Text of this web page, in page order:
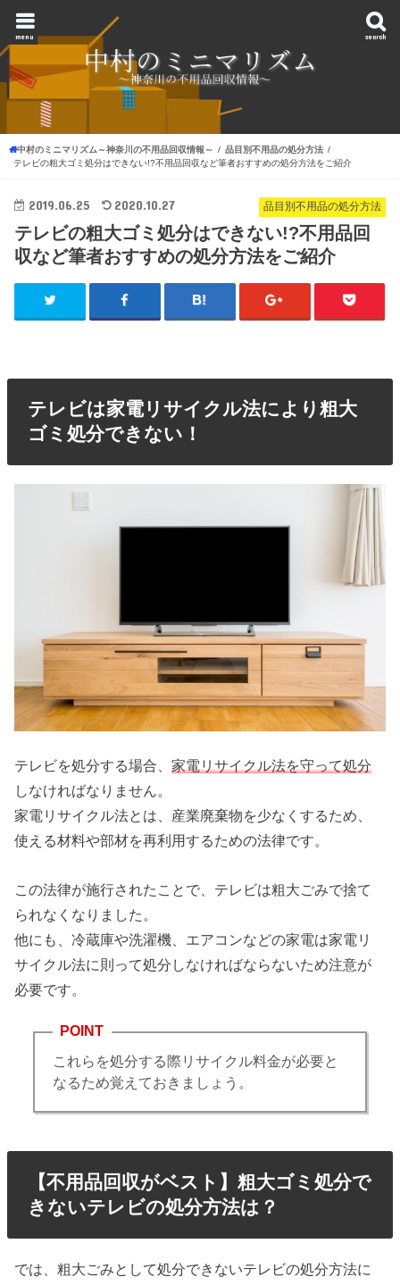
search
menu
中村のミニマリズム～神奈川の不用品回収情報～
品目別不用品の処分方法
テレビの粗大ゴミ処分はできない!?不用品回収など筆者おすすめの処分方法をご紹介
品目別不用品の処分方法
2019.06.25 2020.10.27
テレビの粗大ゴミ処分はできない!?不用品回
収など筆者おすすめの処分方法をご紹介
テレビは家電リサイクル法により粗大
ゴミ処分できない！
テレビを処分する場合、家電リサイクル法を守って処分
しなければなりません。
家電リサイクル法とは、産業廃棄物を少なくするため、
使える材料や部材を再利用するための法律です。
この法律が施行されたことで、テレビは粗大ごみで捨て
られなくなりました。
他にも、冷蔵庫や洗濯機、エアコンなどの家電は家電リ
サイクル法に則って処分しなければならないため注意が
必要です。
POINT
これらを処分する際リサイクル料金が必要と
なるため覚えておきましょう。
【不用品回収がベスト】粗大ゴミ処分で
きないテレビの処分方法は？
では、粗大ごみとして処分できないテレビの処分方法に